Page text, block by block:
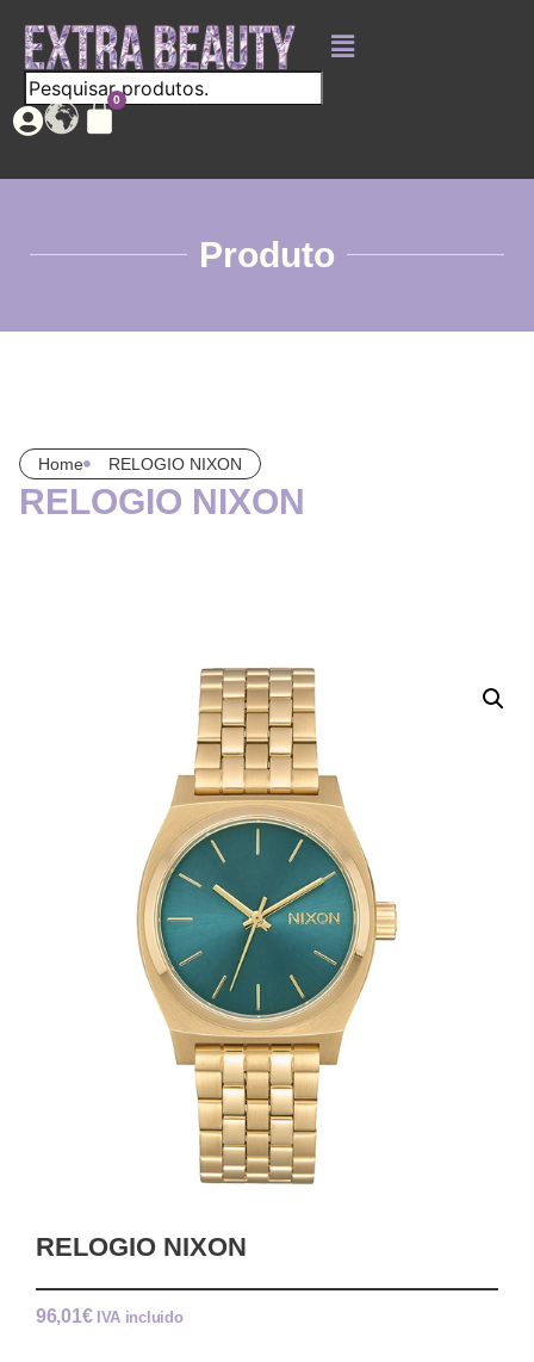
Produto
Home RELOGIO NIXON
RELOGIO NIXON
RELOGIO NIXON
96,01€ IVA incluido